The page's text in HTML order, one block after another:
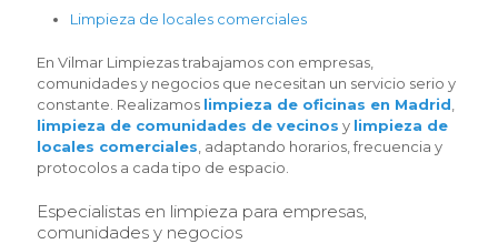
Limpieza de locales comerciales
En Vilmar Limpiezas trabajamos con empresas,
comunidades y negocios que necesitan un servicio serio y
constante. Realizamos limpieza de oficinas en Madrid
limpieza de comunidades de vecinos y limpieza de
locales comerciales , adaptando horarios, frecuencia y
protocolos a cada tipo de espacio.
Especialistas en limpieza para empresas,
comunidades y negocios